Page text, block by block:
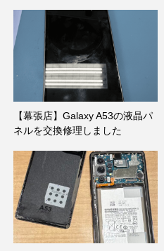
【幕張店】Galaxy A53の液晶パ
ネルを交換修理しました